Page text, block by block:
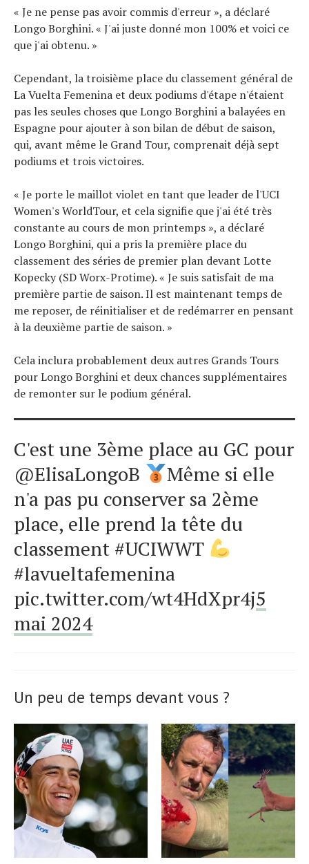
« Je ne pense pas avoir commis d'erreur », a déclaré
Longo Borghini. « J'ai juste donné mon 100% et voici ce
que j'ai obtenu. »
Cependant, la troisième place du classement général de
La Vuelta Femenina et deux podiums d'étape n'étaient
pas les seules choses que Longo Borghini a balayées en
Espagne pour ajouter à son bilan de début de saison,
qui, avant même le Grand Tour, comprenait déjà sept
podiums et trois victoires.
« Je porte le maillot violet en tant que leader de l'UCI
Women's WorldTour, et cela signifie que j'ai été très
constante au cours de mon printemps », a déclaré
Longo Borghini, qui a pris la première place du
classement des séries de premier plan devant Lotte
Kopecky (SD Worx-Protime). « Je suis satisfait de ma
première partie de saison. Il est maintenant temps de
me reposer, de réinitialiser et de redémarrer en pensant
à la deuxième partie de saison. »
Cela inclura probablement deux autres Grands Tours
pour Longo Borghini et deux chances supplémentaires
de remonter sur le podium général.
C'est une 3ème place au GC pour
@ElisaLongoB
Même si elle
n'a pas pu conserver sa 2ème
place, elle prend la tête du
classement #UCIWWT
#lavueltafemenina
pic.twitter.com/wt4HdXpr4j5
mai 2024
Un peu de temps devant vous ?